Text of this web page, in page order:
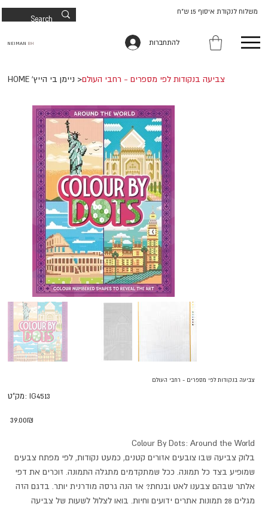
להתחברות NEIMAN BH
משלוח לנקודת איסוף 15 ש"ח
HOME 'ניימן בי הייץ >צביעה בנקודות לפי מספרים - רחבי העולם
צביעה בנקודות לפי מספרים - רחבי העולם
מק"ט: IG4513
IG4513
‏39.00 ‏₪
Colour By Dots: Around the World
בלוק צביעה שבו צובעים אזורים קטנים, כמעט נקודות, לפי מפתח צבעים
שמופיע בצד כל תמונה. ככל שמתקדמים מתגלה התמונה. זוכרים את דפי
אלתר שבהם צבענו לאט ובנחת? אז הנה גרסה מודרנית יותר. בדגם הזה
מגלים 28 תמונות אתרים ידועים וחיות. בואו לצלול לשעות של צביעה